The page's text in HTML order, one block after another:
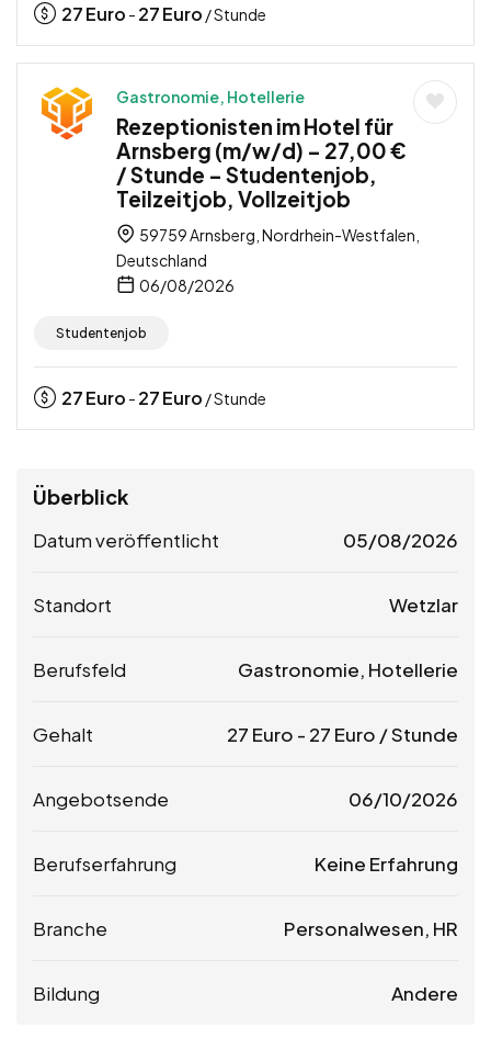
27Euro - 27Euro / Stunde
Gastronomie, Hotellerie
Rezeptionisten im Hotel für
Arnsberg (m/w/d) – 27,00 €
/ Stunde – Studentenjob,
Teilzeitjob, Vollzeitjob
59759 Arnsberg, Nordrhein-Westfalen,
Deutschland
06/08/2026
Studentenjob
27Euro - 27Euro / Stunde
Überblick
Datum veröffentlicht 05/08/2026
Standort Wetzlar
Berufsfeld Gastronomie, Hotellerie
Gehalt 27 Euro - 27 Euro / Stunde
Angebotsende 06/10/2026
Berufserfahrung Keine Erfahrung
Branche Personalwesen, HR
Bildung Andere